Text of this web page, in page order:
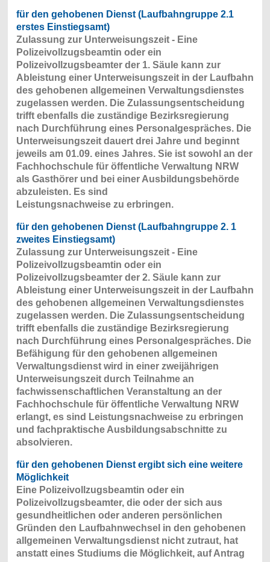
für den gehobenen Dienst (Laufbahngruppe 2.1
erstes Einstiegsamt)
Zulassung zur Unterweisungszeit - Eine
Polizeivollzugsbeamtin oder ein
Polizeivollzugsbeamter der 1. Säule kann zur
Ableistung einer Unterweisungszeit in der Laufbahn
des gehobenen allgemeinen Verwaltungsdienstes
zugelassen werden. Die Zulassungsentscheidung
trifft ebenfalls die zuständige Bezirksregierung
nach Durchführung eines Personalgespräches. Die
Unterweisungszeit dauert drei Jahre und beginnt
jeweils am 01.09. eines Jahres. Sie ist sowohl an der
Fachhochschule für öffentliche Verwaltung NRW
als Gasthörer und bei einer Ausbildungsbehörde
abzuleisten. Es sind
Leistungsnachweise zu erbringen.
für den gehobenen Dienst (Laufbahngruppe 2. 1
zweites Einstiegsamt)
Zulassung zur Unterweisungszeit - Eine
Polizeivollzugsbeamtin oder ein
Polizeivollzugsbeamter der 2. Säule kann zur
Ableistung einer Unterweisungszeit in der Laufbahn
des gehobenen allgemeinen Verwaltungsdienstes
zugelassen werden. Die Zulassungsentscheidung
trifft ebenfalls die zuständige Bezirksregierung
nach Durchführung eines Personalgespräches. Die
Befähigung für den gehobenen allgemeinen
Verwaltungsdienst wird in einer zweijährigen
Unterweisungszeit durch Teilnahme an
fachwissenschaftlichen Veranstaltung an der
Fachhochschule für öffentliche Verwaltung NRW
erlangt, es sind Leistungsnachweise zu erbringen
und fachpraktische Ausbildungsabschnitte zu
absolvieren.
für den gehobenen Dienst ergibt sich eine weitere
Möglichkeit
Eine Polizeivollzugsbeamtin oder ein
Polizeivollzugsbeamter, die oder der sich aus
gesundheitlichen oder anderen persönlichen
Gründen den Laufbahnwechsel in den gehobenen
allgemeinen Verwaltungsdienst nicht zutraut, hat
anstatt eines Studiums die Möglichkeit, auf Antrag